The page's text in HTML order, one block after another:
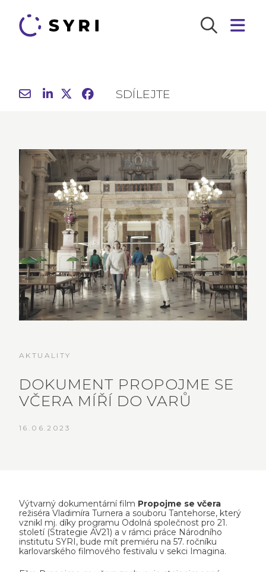
SDÍLEJTE
AKTUALITY
DOKUMENT PROPOJME SE
VČERA MÍŘÍ DO VARŮ
16.06.2023
Výtvarný dokumentární film Propojme se včera
režiséra Vladimíra Turnera a souboru Tantehorse, který
vznikl mj. díky programu Odolná společnost pro 21.
století (Strategie AV21) a v rámci práce Národního
institutu SYRI, bude mít premiéru na 57. ročníku
karlovarského filmového festivalu v sekci Imagina.